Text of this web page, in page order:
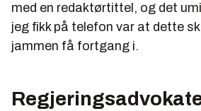
med en redaktørtittel, og det
jeg fikk på telefon var at dette
jammen få fortgang i.